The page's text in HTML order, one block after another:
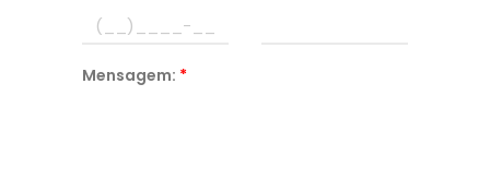
Mensagem: *